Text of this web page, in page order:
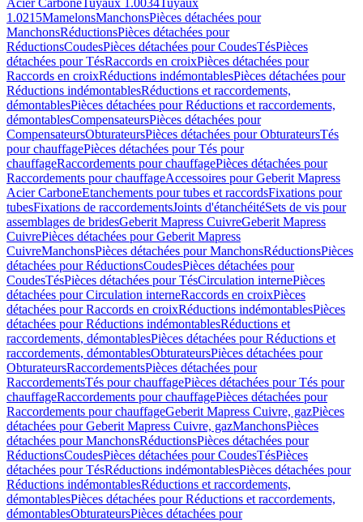
Acier CarboneTuyaux 1.0034Tuyaux
1.0215MamelonsManchonsPièces détachées pour
ManchonsRéductionsPièces détachées pour
RéductionsCoudesPièces détachées pour CoudesTésPièces
détachées pour TésRaccords en croixPièces détachées pour
Raccords en croixRéductions indémontablesPièces détachées pour
Réductions indémontablesRéductions et raccordements,
démontablesPièces détachées pour Réductions et raccordements,
démontablesCompensateursPièces détachées pour
CompensateursObturateursPièces détachées pour ObturateursTés
pour chauffagePièces détachées pour Tés pour
chauffageRaccordements pour chauffagePièces détachées pour
Raccordements pour chauffageAccessoires pour Geberit Mapress
Acier CarboneEtanchements pour tubes et raccordsFixations pour
tubesFixations de raccordementsJoints d'étanchéitéSets de vis pour
assemblages de bridesGeberit Mapress CuivreGeberit Mapress
CuivrePièces détachées pour Geberit Mapress
CuivreManchonsPièces détachées pour ManchonsRéductionsPièces
détachées pour RéductionsCoudesPièces détachées pour
CoudesTésPièces détachées pour TésCirculation internePièces
détachées pour Circulation interneRaccords en croixPièces
détachées pour Raccords en croixRéductions indémontablesPièces
détachées pour Réductions indémontablesRéductions et
raccordements, démontablesPièces détachées pour Réductions et
raccordements, démontablesObturateursPièces détachées pour
ObturateursRaccordementsPièces détachées pour
RaccordementsTés pour chauffagePièces détachées pour Tés pour
chauffageRaccordements pour chauffagePièces détachées pour
Raccordements pour chauffageGeberit Mapress Cuivre, gazPièces
détachées pour Geberit Mapress Cuivre, gazManchonsPièces
détachées pour ManchonsRéductionsPièces détachées pour
RéductionsCoudesPièces détachées pour CoudesTésPièces
détachées pour TésRéductions indémontablesPièces détachées pour
Réductions indémontablesRéductions et raccordements,
démontablesPièces détachées pour Réductions et raccordements,
démontablesObturateursPièces détachées pour